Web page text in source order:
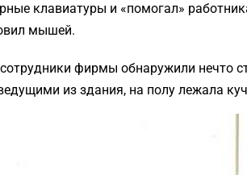
клавиатуры и «помогал»
мышей.
фирмы обнаружили нечто
из здания, на полу лежала